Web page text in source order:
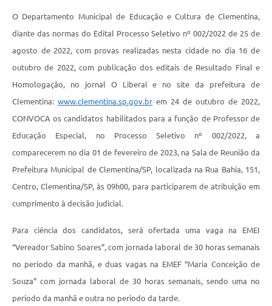
O Departamento Municipal de Educação e Cultura de Clementina,
diante das normas do Edital Processo Seletivo nº 002/2022 de 25 de
agosto de 2022, com provas realizadas nesta cidade no dia 16 de
outubro de 2022, com publicação dos editais de Resultado Final e
Homologação, no jornal O Liberal e no site da prefeitura de
Clementina: www.clementina.sp.gov.br em 24 de outubro de 2022,
CONVOCA os candidatos habilitados para a função de Professor de
Educação Especial, no Processo Seletivo nº 002/2022, a
comparecerem no dia 01 de fevereiro de 2023, na Sala de Reunião da
Prefeitura Municipal de Clementina/SP, localizada na Rua Bahia, 151,
Centro, Clementina/SP, às 09h00, para participarem de atribuição em
cumprimento à decisão judicial.
Para ciência dos candidatos, será ofertada uma vaga na EMEI
“Vereador Sabino Soares”, com jornada laboral de 30 horas semanais
no período da manhã, e duas vagas na EMEF “Maria Conceição de
Souza” com jornada laboral de 30 horas semanais, sendo uma no
período da manhã e outra no período da tarde.